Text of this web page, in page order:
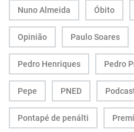
Nuno Almeida Óbito
Opinião Paulo Soares
Pedro Henriques Pedro
Pepe PNED
Pontapé de penálti